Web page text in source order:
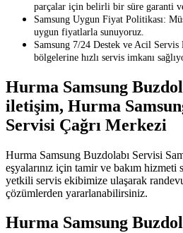
parçalar için belirli bir süre garanti
Samsung Uygun Fiyat Politikası:
uygun fiyatlarla sunuyoruz.
Samsung 7/24 Destek ve Acil Servis
bölgelerine hızlı servis imkanı
Hurma Samsung
iletişim, Hurma
Servisi Çağrı Merkezi
Hurma Samsung Buzdolabı Servisi
eşyalarınız için tamir ve bakım hizmeti
yetkili servis ekibimize ulaşarak
çözümlerden yararlanabilirsiniz.
Hurma Samsung